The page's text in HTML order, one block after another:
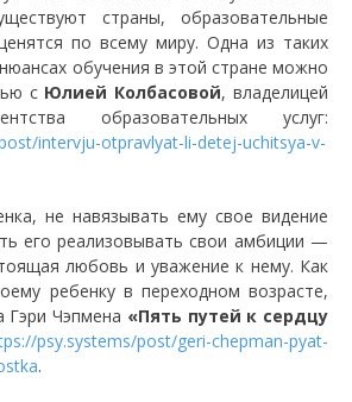
страны, образовательные
по всему миру. Одна из таких
обучения в этой стране можно
с Юлией Колбасовой, владелицей
образовательных услуг:
intervju-otpravlyat-li-detej-uchitsya-v-
не навязывать ему свое видение
его реализовывать свои амбиции —
любовь и уважение к нему. Как
ребенку в переходном возрасте,
Гэри Чэпмена «Пять путей к сердцу
psy.systems/post/geri-chepman-pyat-
.